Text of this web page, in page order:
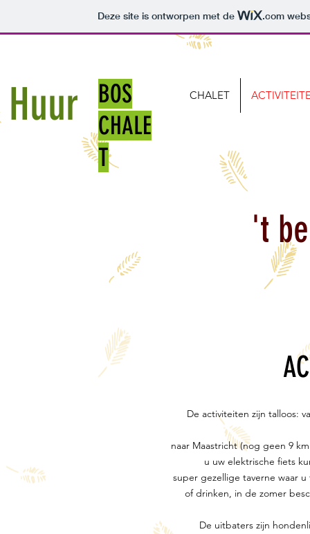
Deze site is ontworpen met de .com
Huur
BOS
CHALE
T
CHALET
't
De activiteiten zijn talloos:
naar Maastricht (nog geen 9
u uw elektrische fiets
super gezellige taverne waar
of drinken, in de zomer
De uitbaters zijn